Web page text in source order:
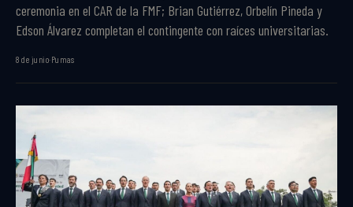
ceremonia en el CAR de la FMF; Brian Gutiérrez, Orbelín Pineda y
Edson Álvarez completan el contingente con raíces universitarias.
8 de junio·Pumas